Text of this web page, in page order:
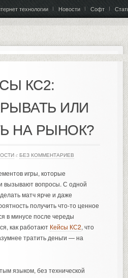
технологии Новости Софт
КС2:
ИЛИ
НА РЫНОК?
с БЕЗ КОММЕНТАРИЕВ
игры, которые
вызывают вопросы. С одной
матч ярче и даже
получить что-то ценное
в минусе после череды
как работают Кейсы КС2, что
тратить деньги — на
языком, без технической